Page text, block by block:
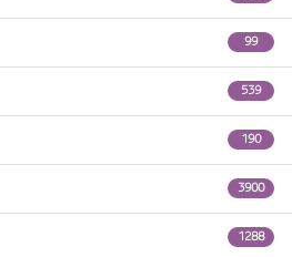
99
539
190
3900
1288